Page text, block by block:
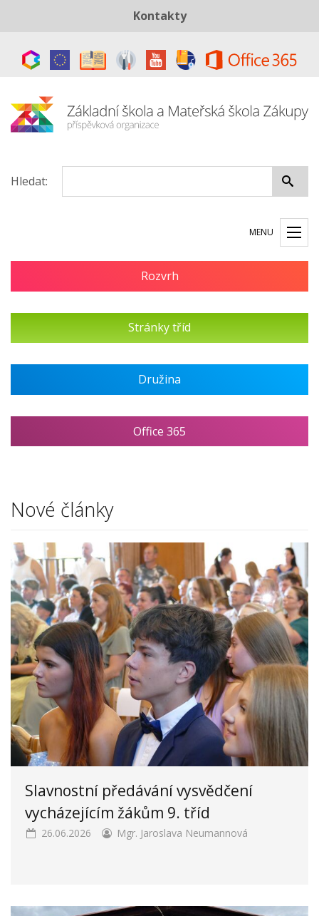
Kontakty
Datová schránka:ye8cp64
Hledat:
MENU
Rozvrh
Stránky tříd
Družina
Office 365
Nové články
Slavnostní předávání vysvědčení
vycházejícím žákům 9. tříd
26.06.2026 Mgr. Jaroslava Neumannová